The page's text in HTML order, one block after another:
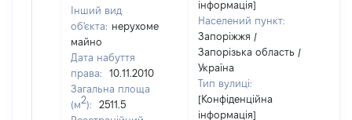
Інший вид
об'єкта: нерухоме
майно
Дата набуття
права:
10.11.2010
Загальна площа
(м2):
2511.5
інформація]
Населений пункт:
Запоріжжя /
Запорізька область /
Україна
Тип вулиці:
[Конфіденційна
інформація]